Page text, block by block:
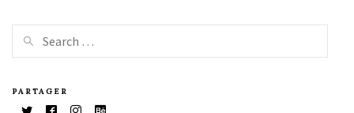
PARTAGER